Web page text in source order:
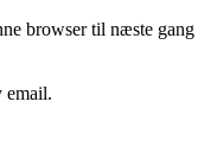
browser til næste gang
email.